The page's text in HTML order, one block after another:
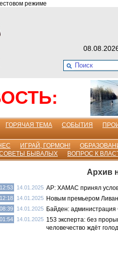
режиме
ГОРЯЧАЯ ТЕМА СОБЫТИЯ
ИГРАЙ, ГОРМОН!
БЫВАЛЫХ ВОПРОС К
Архив
12:53 14.01.2025 AP: ХАМАС принял
12:18 14.01.2025 Новым премьером
08:39 14.01.2025 Байден:
01:54 14.01.2025 153 эксперта: без
человечество ждёт голод